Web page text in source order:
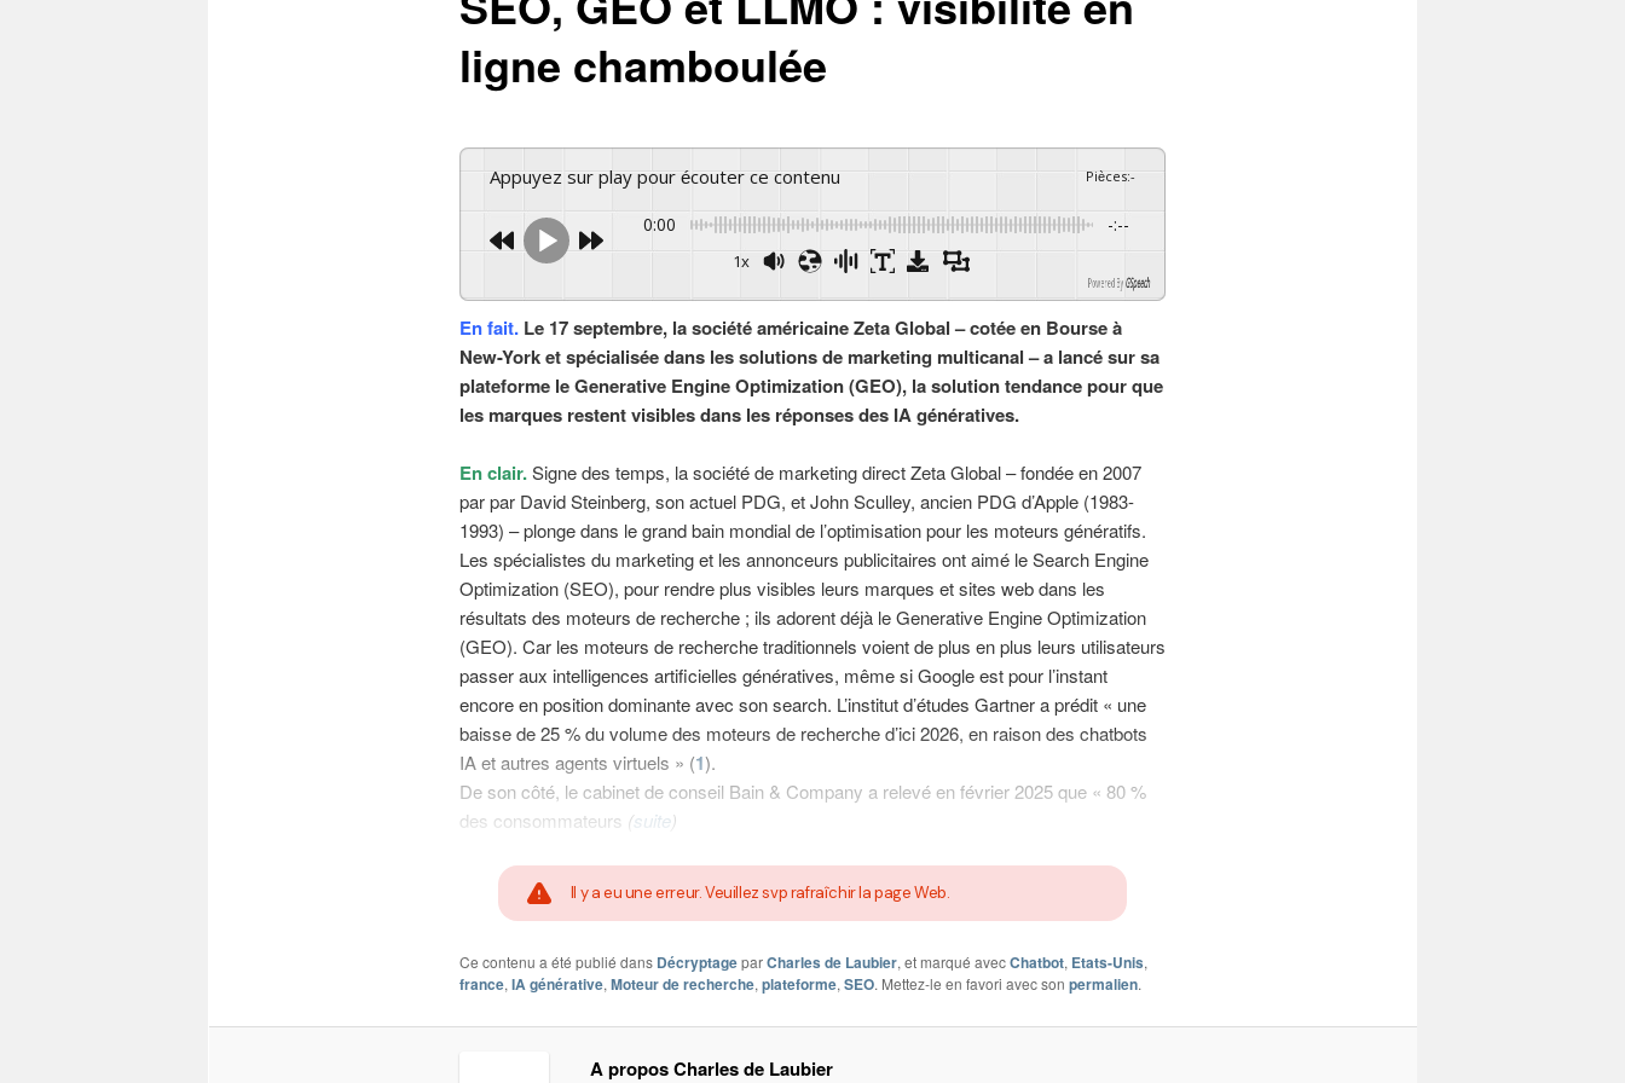
ligne chamboulée
Appuyez sur play pour écouter ce contenu Pièces:-
0:00 -:--
1x
Powered ByGSpeech
En fait.Le 17 septembre, la société américaine Zeta Global – cotée en Bourse à
New-York et spécialisée dans les solutions de marketing multicanal – a lancé sur sa
plateforme le Generative Engine Optimization (GEO), la solution tendance pour que
les marques restent visibles dans les réponses des IA génératives.
En clair.Signe des temps, la société de marketing direct Zeta Global – fondée en 2007
par par David Steinberg, son actuel PDG, et John Sculley, ancien PDG d’Apple (1983-
1993) – plonge dans le grand bain mondial de l’optimisation pour les moteurs génératifs.
Les spécialistes du marketing et les annonceurs publicitaires ont aimé le Search Engine
Optimization (SEO), pour rendre plus visibles leurs marques et sites web dans les
résultats des moteurs de recherche ; ils adorent déjà le Generative Engine Optimization
(GEO). Car les moteurs de recherche traditionnels voient de plus en plus leurs utilisateurs
passer aux intelligences artificielles génératives, même si Google est pour l’instant
encore en position dominante avec son search. L’institut d’études Gartner a prédit « une
baisse de 25 % du volume des moteurs de recherche d’ici 2026, en raison des chatbots
IA et autres agents virtuels » (1).
De son côté, le cabinet de conseil Bain & Company a relevé en février 2025 que « 80 %
des consommateurs (suite)
Il y a eu une erreur. Veuillez svp rafraîchir la page Web.
Ce contenu a été publié dans DécryptageparCharles de Laubier, et marqué avecChatbot, Etats-Unis,
france, IA générative, Moteur de recherche, plateforme, SEO. Mettez-le en favori avec son permalien.
A propos Charles de Laubier